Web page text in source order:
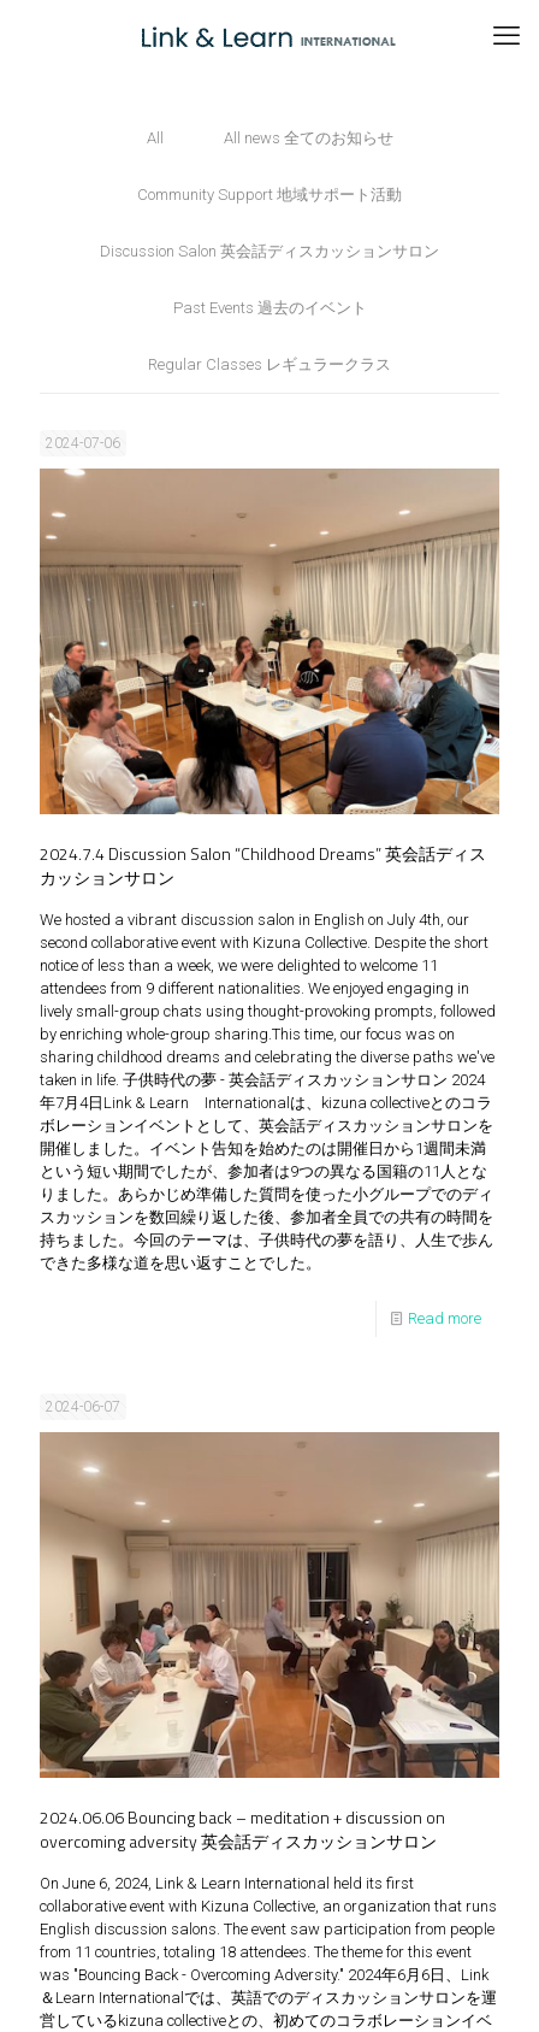
All All news 全てのお知らせ
Community Support 地域サポート活動
Discussion Salon 英会話ディスカッションサロン
Past Events 過去のイベント
Regular Classes レギュラークラス
2024-07-06
2024.7.4 Discussion Salon “Childhood Dreams” 英会話ディス
カッションサロン
We hosted a vibrant discussion salon in English on July 4th, our
second collaborative event with Kizuna Collective. Despite the short
notice of less than a week, we were delighted to welcome 11
attendees from 9 different nationalities. We enjoyed engaging in
lively small-group chats using thought-provoking prompts, followed
by enriching whole-group sharing.This time, our focus was on
sharing childhood dreams and celebrating the diverse paths we've
taken in life. 子供時代の夢 - 英会話ディスカッションサロン 2024
年7月4日Link & Learn Internationalは、kizuna collectiveとのコラ
ボレーションイベントとして、英会話ディスカッションサロンを
開催しました。イベント告知を始めたのは開催日から1週間未満
という短い期間でしたが、参加者は9つの異なる国籍の11人とな
りました。あらかじめ準備した質問を使った小グループでのディ
スカッションを数回繰り返した後、参加者全員での共有の時間を
持ちました。今回のテーマは、子供時代の夢を語り、人生で歩ん
できた多様な道を思い返すことでした。
Read more
2024-06-07
2024.06.06 Bouncing back – meditation + discussion on
overcoming adversity 英会話ディスカッションサロン
On June 6, 2024, Link & Learn International held its first
collaborative event with Kizuna Collective, an organization that runs
English discussion salons. The event saw participation from people
from 11 countries, totaling 18 attendees. The theme for this event
was "Bouncing Back - Overcoming Adversity." 2024年6月6日、Link
＆Learn Internationalでは、英語でのディスカッションサロンを運
営しているkizuna collectiveとの、初めてのコラボレーションイベ